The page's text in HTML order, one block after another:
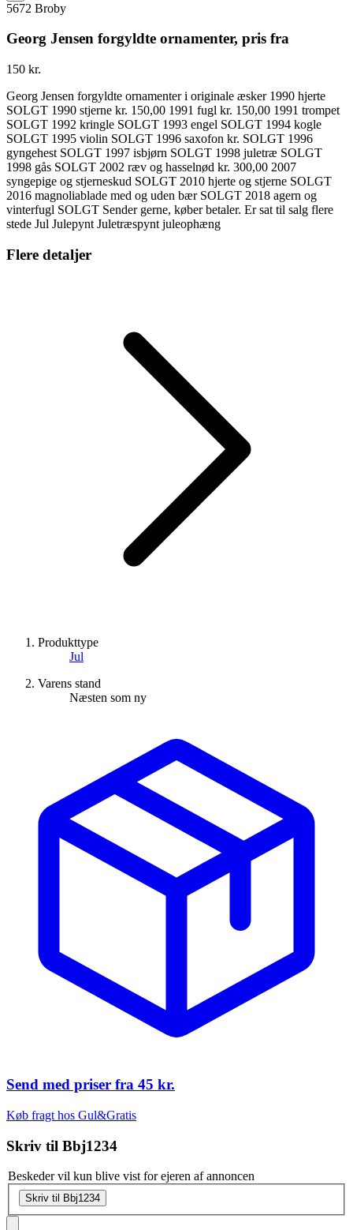
5672 Broby
Georg Jensen forgyldte ornamenter, pris fra
150 kr.
Georg Jensen forgyldte ornamenter i originale æsker 1990 hjerte
SOLGT 1990 stjerne kr. 150,00 1991 fugl kr. 150,00 1991 trompet
SOLGT 1992 kringle SOLGT 1993 engel SOLGT 1994 kogle
SOLGT 1995 violin SOLGT 1996 saxofon kr. SOLGT 1996
gyngehest SOLGT 1997 isbjørn SOLGT 1998 juletræ SOLGT
1998 gås SOLGT 2002 ræv og hasselnød kr. 300,00 2007
syngepige og stjerneskud SOLGT 2010 hjerte og stjerne SOLGT
2016 magnoliablade med og uden bær SOLGT 2018 agern og
vinterfugl SOLGT Sender gerne, køber betaler. Er sat til salg flere
stede Jul Julepynt Juletræspynt juleophæng
Flere detaljer
Produkttype
Jul
Varens stand
Næsten som ny
Send med priser fra 45 kr.
Køb fragt hos Gul&Gratis
Skriv til Bbj1234
Beskeder vil kun blive vist for ejeren af annoncen
Skriv til Bbj1234